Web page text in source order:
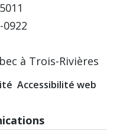
0922
à Trois-Rivières
Accessibilité web